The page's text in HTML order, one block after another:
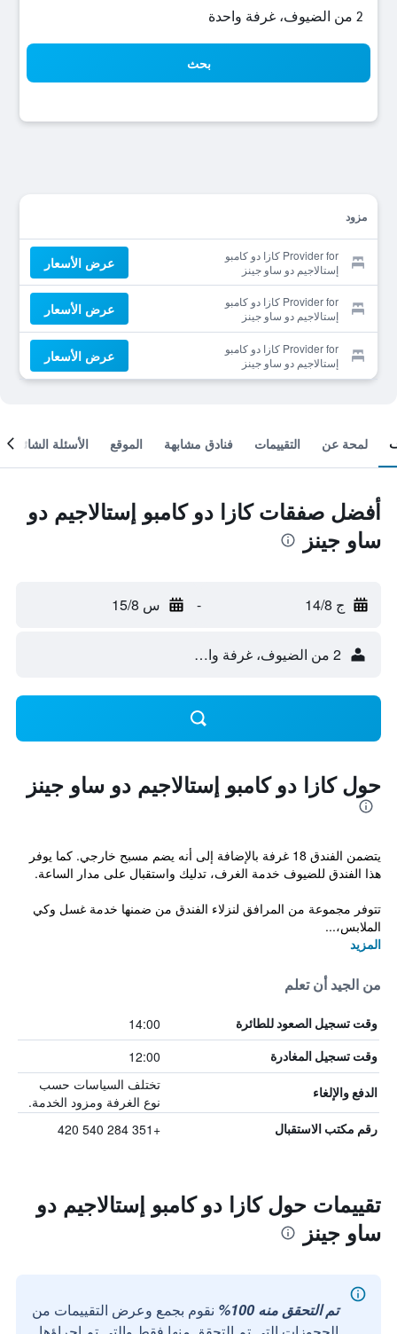
2 من الضيوف، غرفة واحدة
بحث
مزود
Provider for كازا دو كامبو
إستالاجيم دو ساو جينز
عرض الأسعار
Provider for كازا دو كامبو
إستالاجيم دو ساو جينز
عرض الأسعار
Provider for كازا دو كامبو
إستالاجيم دو ساو جينز
عرض الأسعار
لمحة عن التقييمات فنادق مشابهة الموقع الأسئلة الشائعة
أفضل صفقات كازا دو كامبو إستالاجيم دو
ساو جينز
ج 14/8 - س 15/8
2 من الضيوف، غرفة واحدة
حول كازا دو كامبو إستالاجيم دو ساو جينز
يتضمن الفندق 18 غرفة بالإضافة إلى أنه يضم مسبح خارجي. كما يوفر
هذا الفندق للضيوف خدمة الغرف، تدليك واستقبال على مدار الساعة.
تتوفر مجموعة من المرافق لنزلاء الفندق من ضمنها خدمة غسل وكي
الملابس،...
المزيد
من الجيد أن تعلم
وقت تسجيل الصعود للطائرة 14:00
وقت تسجيل المغادرة 12:00
الدفع والإلغاء
تختلف السياسات حسب
نوع الغرفة ومزود الخدمة.
رقم مكتب الاستقبال +351 284 540 420
تقييمات حول كازا دو كامبو إستالاجيم دو
ساو جينز
تم التحقق منه 100%
نقوم بجمع وعرض التقييمات من